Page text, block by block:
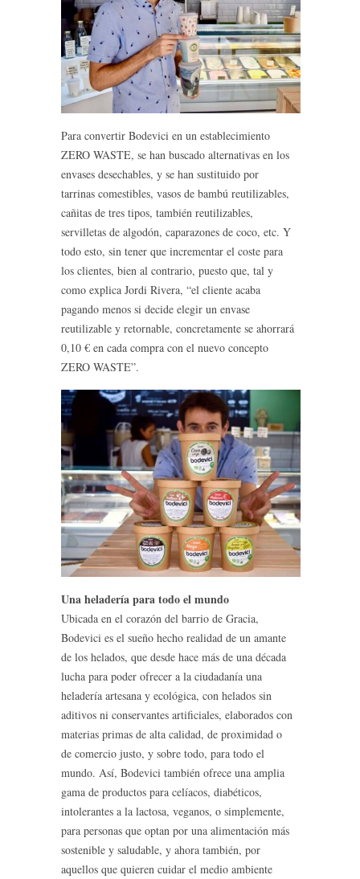
Para convertir Bodevici en un establecimiento
ZERO WASTE, se han buscado alternativas en los
envases desechables, y se han sustituido por
tarrinas comestibles, vasos de bambú reutilizables,
cañitas de tres tipos, también reutilizables,
servilletas de algodón, caparazones de coco, etc. Y
todo esto, sin tener que incrementar el coste para
los clientes, bien al contrario, puesto que, tal y
como explica Jordi Rivera, “el cliente acaba
pagando menos si decide elegir un envase
reutilizable y retornable, concretamente se ahorrará
0,10 € en cada compra con el nuevo concepto
ZERO WASTE”.
Una heladería para todo el mundo
Ubicada en el corazón del barrio de Gracia,
Bodevici es el sueño hecho realidad de un amante
de los helados, que desde hace más de una década
lucha para poder ofrecer a la ciudadanía una
heladería artesana y ecológica, con helados sin
aditivos ni conservantes artificiales, elaborados con
materias primas de alta calidad, de proximidad o
de comercio justo, y sobre todo, para todo el
mundo. Así, Bodevici también ofrece una amplia
gama de productos para celíacos, diabéticos,
intolerantes a la lactosa, veganos, o simplemente,
para personas que optan por una alimentación más
sostenible y saludable, y ahora también, por
aquellos que quieren cuidar el medio ambiente